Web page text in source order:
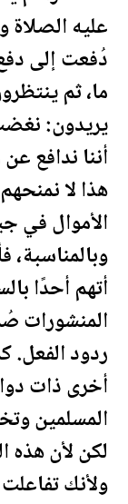
عليه الصلاة
دُفعت إلى
ما، ثم
يريدون:
أننا ندافع عن
هذا لا
الأموال في
وبالمناسبة،
أتهم أحدًا
المنشورات
ردود الفعل.
أخرى ذات
المسلمين
لكن لأن هذه
ولأنك